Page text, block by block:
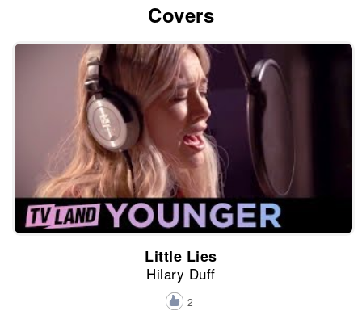
Covers
Little Lies
Hilary Duff
2